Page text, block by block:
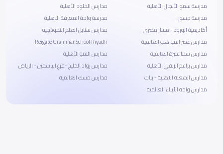
مدرسة سمو الأنجال الأهلية
مدرسة جسور
أكاديمية الورود - مسار مصرى
مدارس عصر المواهب العالمية
مدارس سما عنيزة العالمية
مدارس براعم الزلفي الأهلية
مدارس الشعلة الاهلية - بنات
مدارس واحة الأبناء العالمية
مدارس الخلود الأهلية
مدرسة واحة المعرفة الاهلية
مدارس سنابل العلم النموذجيه
Reigate Grammar School Riyadh
مدارس النمو الأهلية
مدارس رواد الخليج -فرع الياسمين - الرياض
مدارس مسك العالمية